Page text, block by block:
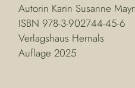
Autorin Karin Susanne Mayr
ISBN 978-3-902744-45-6
Verlagshaus Hernals
Auflage 2025